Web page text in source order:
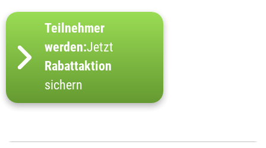
Teilnehmer
werden:Jetzt
Rabattaktion
sichern